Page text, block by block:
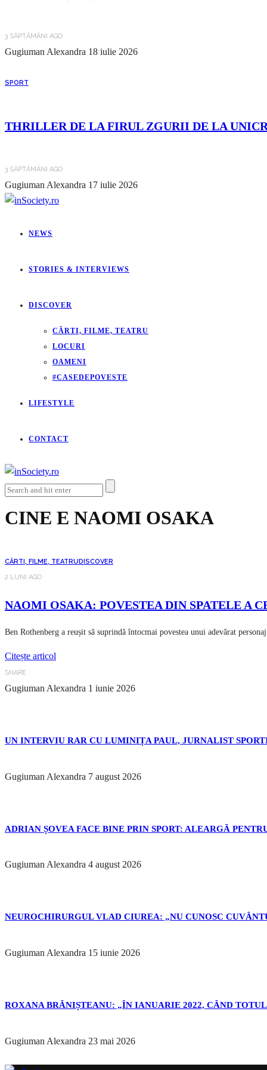
3 SĂPTĂMÂNI AGO
Gugiuman Alexandra 18 iulie 2026
SPORT
THRILLER DE LA FIRUL ZGURII DE LA
3 SĂPTĂMÂNI AGO
Gugiuman Alexandra 17 iulie 2026
NEWS
STORIES & INTERVIEWS
DISCOVER
CĂRTI, FILME, TEATRU
LOCURI
OAMENI
#CASEDEPOVESTE
LIFESTYLE
CONTACT
CINE E NAOMI OSAKA
CĂRTI, FILME, TEATRUDISCOVER
2 LUNI AGO
NAOMI OSAKA: POVESTEA DIN SPATELE A
Ben Rothenberg a reușit să suprindă întocmai povestea unui adevărat
Citește articol
SHARE
Gugiuman Alexandra 1 iunie 2026
UN INTERVIU RAR CU LUMINIȚA PAUL, JURNALIST
Gugiuman Alexandra 7 august 2026
ADRIAN ȘOVEA FACE BINE PRIN SPORT: ALEARGĂ
Gugiuman Alexandra 4 august 2026
NEUROCHIRURGUL VLAD CIUREA: „NU CUNOSC
Gugiuman Alexandra 15 iunie 2026
ROXANA BRĂNIȘTEANU: „ÎN IANUARIE 2022, CÂND
Gugiuman Alexandra 23 mai 2026